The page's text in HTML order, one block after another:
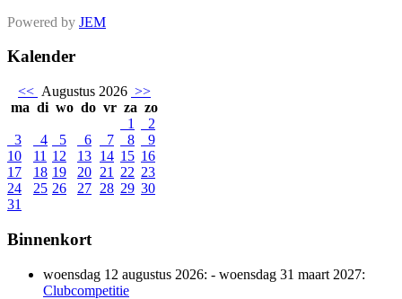
Powered by JEM
Kalender
<< Augustus 2026 >>
ma di wo do vr za zo
1
2
3
4 5 6 7 8
9
10
11 12 13 14 15 16
17
18 19 20 21 22 23
24
25 26 27 28 29 30
31
Binnenkort
woensdag 12 augustus 2026: - woensdag 31 maart 2027:
Clubcompetitie